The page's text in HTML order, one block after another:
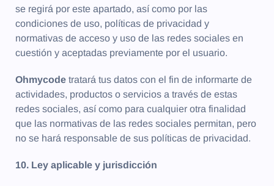
se regirá por este apartado, así como por las
condiciones de uso, políticas de privacidad y
normativas de acceso y uso de las redes sociales en
cuestión y aceptadas previamente por el usuario.
Ohmycode tratará tus datos con el fin de informarte de
actividades, productos o servicios a través de estas
redes sociales, así como para cualquier otra finalidad
que las normativas de las redes sociales permitan, pero
no se hará responsable de sus políticas de privacidad.
10. Ley aplicable y jurisdicción